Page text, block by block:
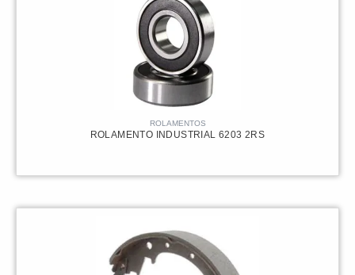
ROLAMENTOS
ROLAMENTO INDUSTRIAL 6203 2RS